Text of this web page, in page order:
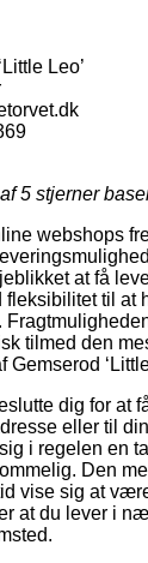
Leo’
5 stjerner
webshops
at få
fleksibilitet til at
tilmed den
Gemserod
dig for at
eller til
i regelen en
Den
vise sig at
at du lever i